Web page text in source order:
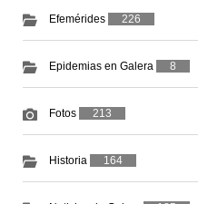
Efemérides 226
Epidemias en Galera 8
Fotos 213
Historia 164